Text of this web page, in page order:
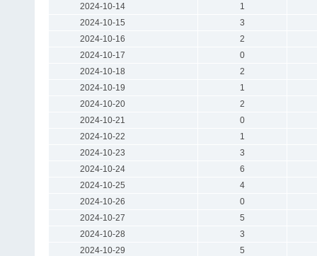
2024-10-14
1
2024-10-15
3
2024-10-16
2
2024-10-17
0
2024-10-18
2
2024-10-19
1
2024-10-20
2
2024-10-21
0
2024-10-22
1
2024-10-23
3
2024-10-24
6
2024-10-25
4
2024-10-26
0
2024-10-27
5
2024-10-28
3
2024-10-29
5